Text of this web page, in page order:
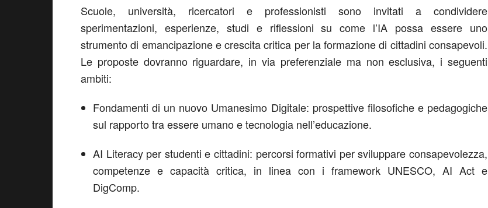
Scuole, università, ricercatori e professionisti sono invitati a condividere
sperimentazioni, esperienze, studi e riflessioni su come l’IA possa essere uno
strumento di emancipazione e crescita critica per la formazione di cittadini consapevoli.
Le proposte dovranno riguardare, in via preferenziale ma non esclusiva, i seguenti
ambiti:
Fondamenti di un nuovo Umanesimo Digitale: prospettive filosofiche e pedagogiche
sul rapporto tra essere umano e tecnologia nell’educazione.
AI Literacy per studenti e cittadini: percorsi formativi per sviluppare consapevolezza,
competenze e capacità critica, in linea con i framework UNESCO, AI Act e
DigComp.